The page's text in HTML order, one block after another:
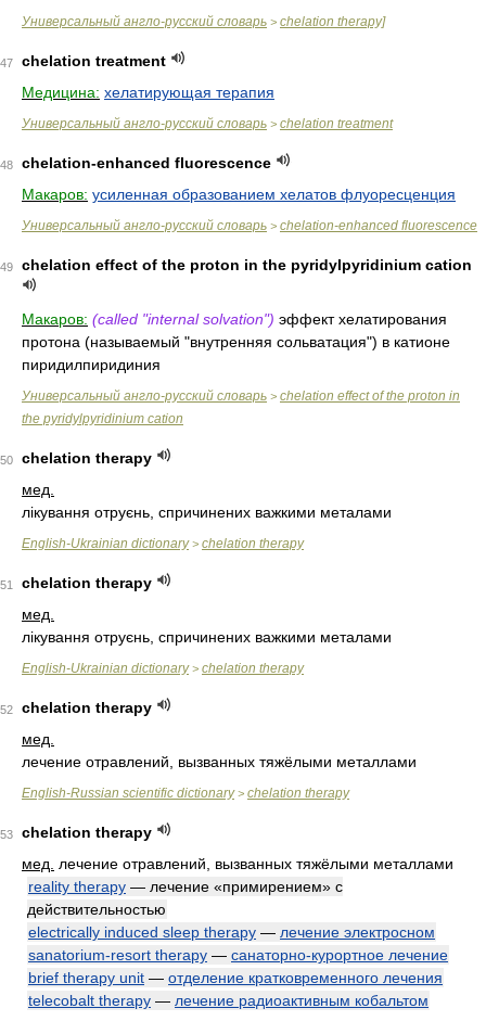
Универсальный англо-русский словарь > chelation therapy]
47
chelation treatment
Медицина: хелатирующая терапия
Универсальный англо-русский словарь > chelation treatment
48
chelation-enhanced fluorescence
Макаров: усиленная образованием хелатов флуоресценция
Универсальный англо-русский словарь > chelation-enhanced fluorescence
49 chelation effect of the proton in the pyridylpyridinium cation
Макаров: (called "internal solvation") эффект хелатирования
протона (называемый "внутренняя сольватация") в катионе
пиридилпиридиния
Универсальный англо-русский словарь > chelation effect of the proton in
the pyridylpyridinium cation
50
chelation therapy
мед.
лікування отруєнь, спричинених важкими металами
English-Ukrainian dictionary> chelation therapy
51
chelation therapy
мед.
лікування отруєнь, спричинених важкими металами
English-Ukrainian dictionary> chelation therapy
52
chelation therapy
мед.
лечение отравлений, вызванных тяжёлыми металлами
English-Russian scientific dictionary> chelation therapy
53
chelation therapy
мед.
лечение отравлений, вызванных тяжёлыми металлами
reality therapy — лечение «примирением» с
действительностью
electrically induced sleep therapy — лечение электросном
sanatorium-resort therapy — санаторно-курортное лечение
brief therapy unit — отделение кратковременного лечения
telecobalt therapy — лечение радиоактивным кобальтом